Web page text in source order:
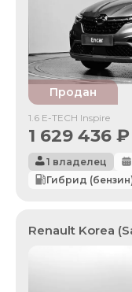
Продан
1.6 E-TECH Inspire
1 629 436 ₽
1 владелец
Гибрид
Renault Korea